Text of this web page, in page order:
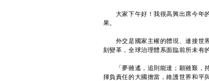
大家下午好！我很高興出席今年的
果。
外交是國家主權的體現、連接世界
刻變革，全球治理體系面臨前所未有
「夢雖遙，追則能達；願雖艱，持
揮負責任的大國擔當，維護世界和平